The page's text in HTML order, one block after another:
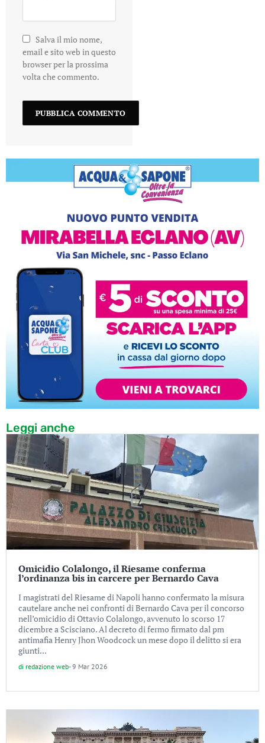
Salva il mio nome,
email e sito web in questo
browser per la prossima
volta che commento.
Leggi anche
Omicidio Colalongo, il Riesame conferma
l’ordinanza bis in carcere per Bernardo Cava
I magistrati del Riesame di Napoli hanno confermato la misura
cautelare anche nei confronti di Bernardo Cava per il concorso
nell’omicidio di Ottavio Colalongo, avvenuto lo scorso 17
dicembre a Scisciano. Al decreto di fermo firmato dal pm
antimafia Henry Jhon Woodcock un mese dopo il delitto si era
giunti...
di redazione web-9 Mar 2026